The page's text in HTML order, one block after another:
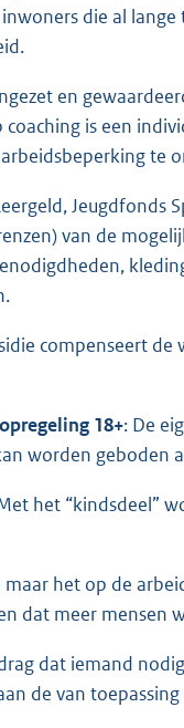
die al
en
is een
te
Jeugdfonds
van de
compenseert
18+: De
worden geboden
het “kindsdeel”
het op de
dat meer mensen
dat iemand
de van